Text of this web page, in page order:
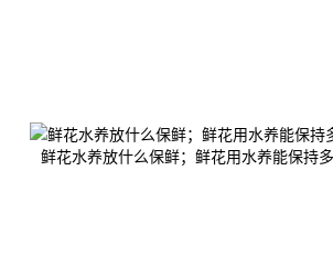
鲜花水养放什么保鲜；鲜花用水养能保持